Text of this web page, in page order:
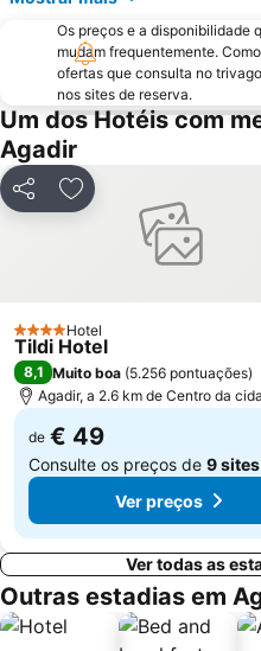
Os preços e a disponibilidade
mudam frequentemente.
ofertas que consulta no
nos sites de reserva.
Um dos Hotéis com
Agadir
PartilharAdicionar aos
4 Estrelas
Hotel
Tildi Hotel
8,1 Muito boa (5.256 pontuações)
Agadir, a 2.6 km de Centro da
de € 49
Consulte os preços de 9 sites
Ver preços
Ver todas as
Outras estadias em